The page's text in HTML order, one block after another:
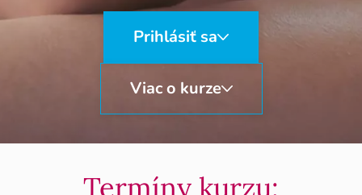
Prihlásiť sa
Viac o kurze
Termíny kurzu: